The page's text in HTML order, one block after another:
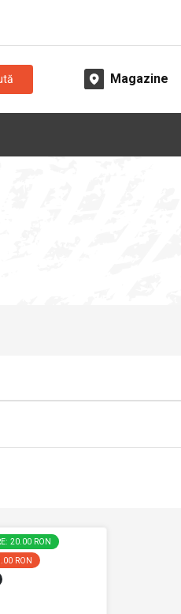
Magazine
20.00 RON
RON